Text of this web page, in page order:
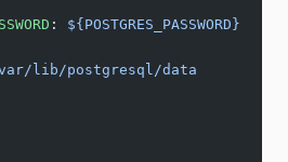
: ${POSTGRES_PASSWORD}
lib/postgresql/data